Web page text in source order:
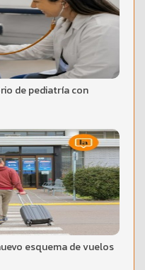
de pediatría con
esquema de vuelos